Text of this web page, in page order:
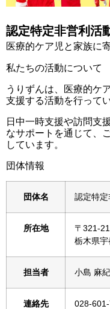
認定特定非営利活
医療的ケア児と家族に
私たちの活動について
うりずんは、医療的ケ
支援する活動を行って
日中一時支援や訪問支
なサポートを通じて、
しています。
団体情報
団体名 認定特
所在地
〒321-
栃木県
担当者 小島 麻
連絡先 028-